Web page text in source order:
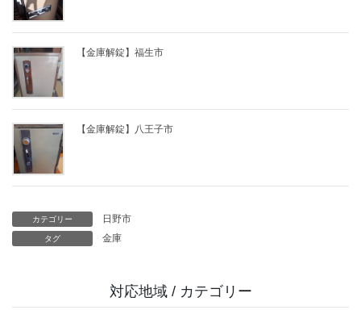
【金庫解錠】福生市
【金庫解錠】八王子市
カテゴリー 日野市
タグ 金庫
対応地域 / カテゴリー